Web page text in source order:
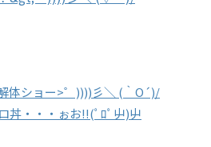
体ショー>゜))))彡＼ (｀O´)/
丼・・・ぉお!!(ﾟﾛﾟ屮)屮